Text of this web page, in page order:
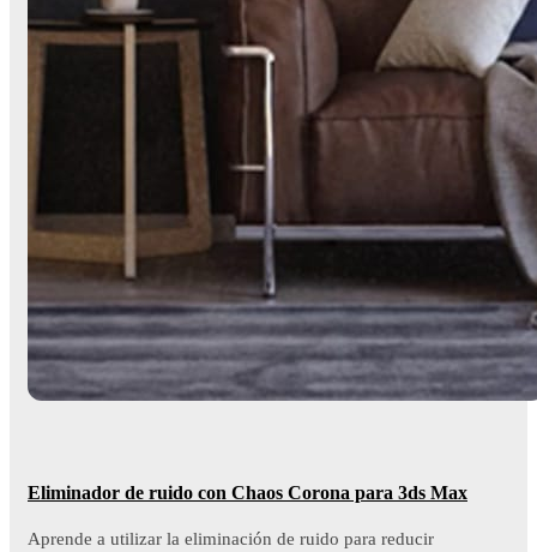
Eliminador de ruido con Chaos Corona para 3ds Max
Aprende a utilizar la eliminación de ruido para reducir